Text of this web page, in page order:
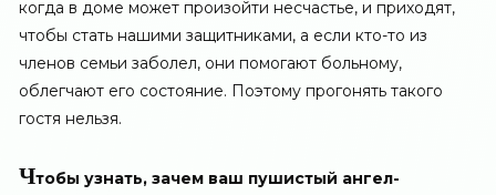
когда в доме может произойти несчастье, и приходят,
чтобы стать нашими защитниками, а если кто-то из
членов семьи заболел, они помогают больному,
облегчают его состояние. Поэтому прогонять такого
гостя нельзя.
Чтобы узнать, зачем ваш пушистый ангел-